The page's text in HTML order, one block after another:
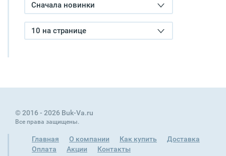
Сначала новинки
10 на странице
© 2016 - 2026 Buk-Va.ru
Все права защищены.
Главная О компании Как купить
Доставка
Оплата
Акции Контакты